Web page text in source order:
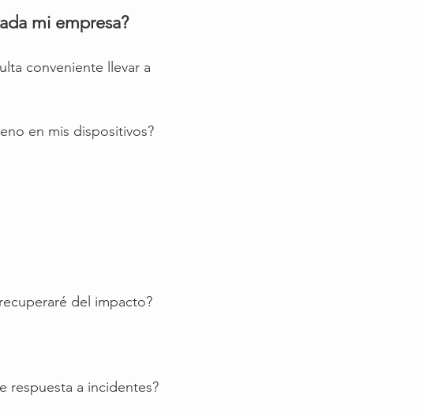
mi empresa?
conveniente llevar a
en mis dispositivos?
del impacto?
respuesta a incidentes?